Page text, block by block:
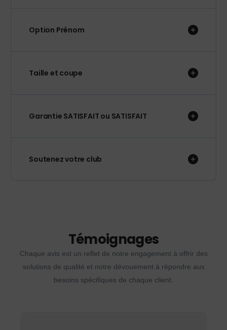
Option Prénom
Taille et coupe
Garantie SATISFAIT ou SATISFAIT
Soutenez votre club
Témoignages
Chaque avis est un reflet de notre engagement à offrir des
solutions de qualité et notre dévouement à répondre aux
besoins spécifiques de chaque client.